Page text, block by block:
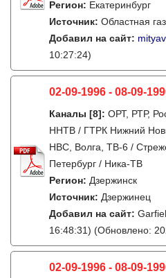
Регион: Екатеринбург
Источник: Областная
Добавил на сайт:
10:27:24)
02-09-1996 - 08-09-
Каналы [8]: ОРТ, РТР,
ННТВ / ГТРК Нижний
НВС, Волга, ТВ-6 /
Петербург / Ника-ТВ
Регион: Дзержинск
Источник: Дзержинец
Добавил на сайт:
16:48:31) (Обновлено:
02-09-1996 - 08-09-